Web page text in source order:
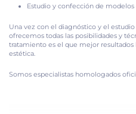
Estudio y confección de
Una vez con el diagnóstico y el
ofrecemos todas las posibilidades y
tratamiento es el que mejor resultados
estética.
Somos especialistas homologados